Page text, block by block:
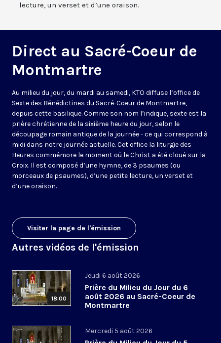
lecture, un verset et d’une oraison.
Direct au Sacré-Coeur de
Montmartre
Au milieu du jour, du mardi au samedi, KTO diffuse l’office de
Sexte des Bénédictines du Sacré-Coeur de Montmartre,
depuis cette basilique. Comme son nom l’indique, sexte est la
prière chrétienne de la sixième heure du jour, selon le
découpage romain antique de la journée - ce qui correspond à
midi dans notre journée actuelle. Cet office la liturgie des
Heures commémore le moment où le Christ a été cloué sur la
Croix. Il est composé d’une hymne, de 3 psaumes (ou
morceaux de psaumes), d’une petite lecture, un verset et
d’une oraison.
Visiter la page de l'émission
Autres vidéos de l'émission
18:00
Jeudi 6 août 2026
Prière du Milieu du Jour du 6
août 2026 au Sacré-Coeur de
Montmartre
Mercredi 5 août 2026